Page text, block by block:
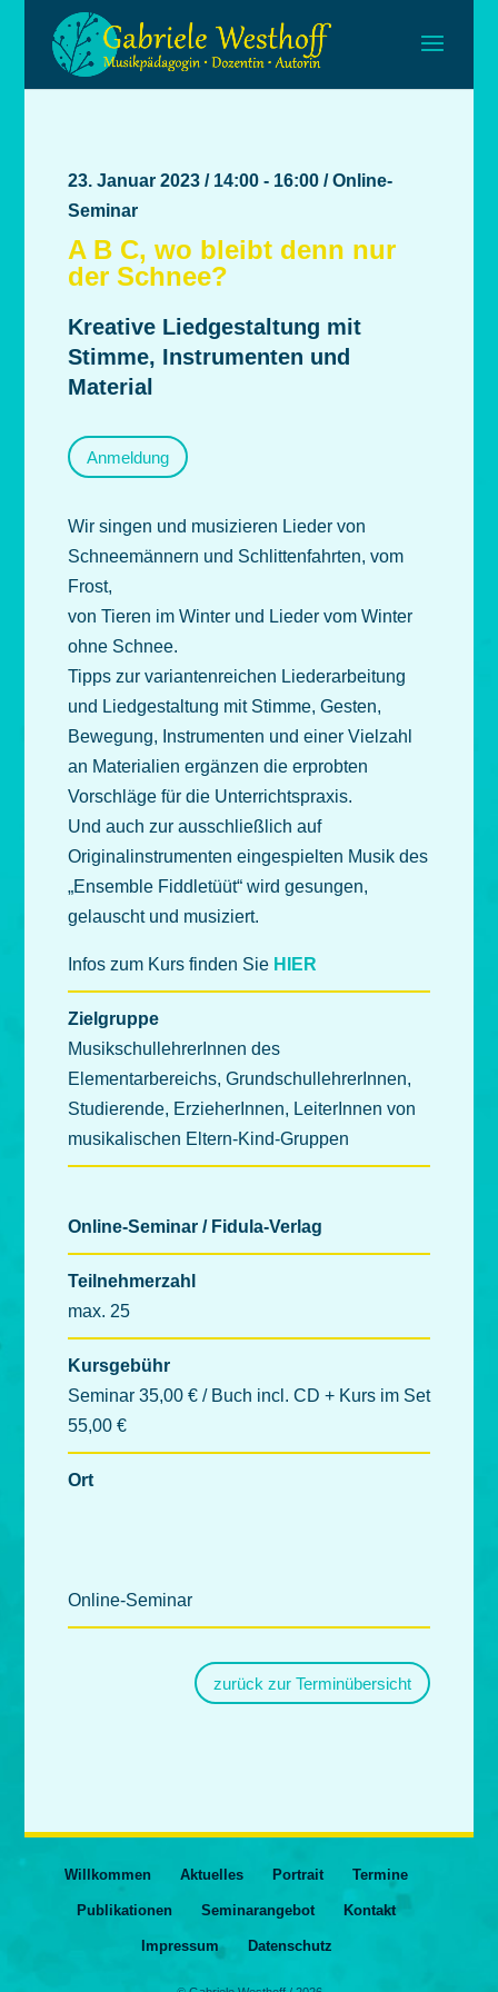
23. Januar 2023 / 14:00 - 16:00 / Online-
Seminar
A B C, wo bleibt denn nur
der Schnee?
Kreative Liedgestaltung mit
Stimme, Instrumenten und
Material
Anmeldung
Wir singen und musizieren Lieder von
Schneemännern und Schlittenfahrten, vom
Frost,
von Tieren im Winter und Lieder vom Winter
ohne Schnee.
Tipps zur variantenreichen Liederarbeitung
und Liedgestaltung mit Stimme, Gesten,
Bewegung, Instrumenten und einer Vielzahl
an Materialien ergänzen die erprobten
Vorschläge für die Unterrichtspraxis.
Und auch zur ausschließlich auf
Originalinstrumenten eingespielten Musik des
„Ensemble Fiddletüüt“ wird gesungen,
gelauscht und musiziert.
Infos zum Kurs finden Sie HIER
Zielgruppe
MusikschullehrerInnen des
Elementarbereichs, GrundschullehrerInnen,
Studierende, ErzieherInnen, LeiterInnen von
musikalischen Eltern-Kind-Gruppen
Online-Seminar / Fidula-Verlag
Teilnehmerzahl
max. 25
Kursgebühr
Seminar 35,00 € / Buch incl. CD + Kurs im Set
55,00 €
Ort
Online-Seminar
zurück zur Terminübersicht
Willkommen Aktuelles Portrait Termine
Publikationen Seminarangebot Kontakt
Impressum Datenschutz